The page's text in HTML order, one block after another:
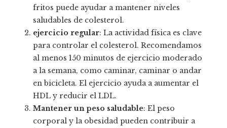
fritos puede ayudar a mantener niveles
saludables de colesterol.
ejercicio regular: La actividad física es clave
para controlar el colesterol. Recomendamos
al menos 150 minutos de ejercicio moderado
a la semana, como caminar, caminar o andar
en bicicleta. El ejercicio ayuda a aumentar el
HDL y reducir el LDL.
Mantener un peso saludable: El peso
corporal y la obesidad pueden contribuir a